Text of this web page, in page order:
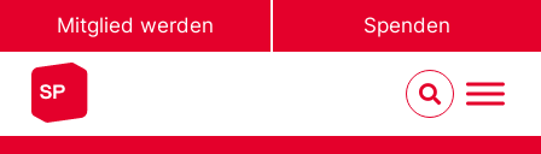
Mitglied werden Spenden